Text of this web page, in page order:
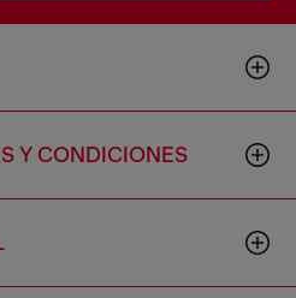
Y CONDICIONES